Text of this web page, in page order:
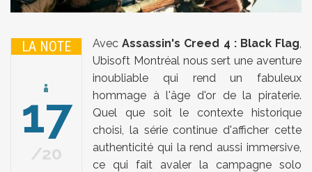
LA NOTE
17
20
AvecAssassin's Creed 4 : Black Flag,
Ubisoft Montréal nous sert une aventure
inoubliable qui rend un fabuleux
hommage à l'âge d'or de la piraterie.
Quel que soit le contexte historique
choisi, la série continue d'afficher cette
authenticité qui la rend aussi immersive,
ce qui fait avaler la campagne solo